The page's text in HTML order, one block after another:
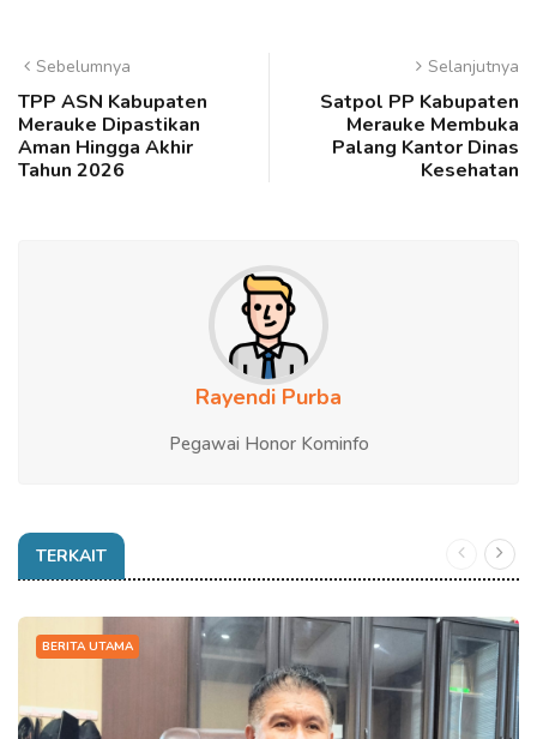
Sebelumnya
TPP ASN Kabupaten
Merauke Dipastikan
Aman Hingga Akhir
Tahun 2026
Selanjutnya
Satpol PP Kabupaten
Merauke Membuka
Palang Kantor Dinas
Kesehatan
Rayendi Purba
Pegawai Honor Kominfo
TERKAIT
BERITA UTAMA